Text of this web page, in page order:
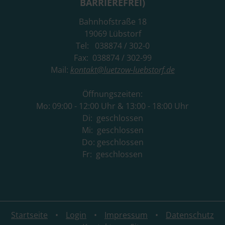
BARRIEREFREI)
Bahnhofstraße 18
19069 Lübstorf
Tel: 038874 / 302-0
Fax: 038874 / 302-99
Mail: kontakt@luetzow-luebstorf.de
Öffnungszeiten:
Mo: 09:00 - 12:00 Uhr & 13:00 - 18:00 Uhr
Di: geschlossen
Mi: geschlossen
Do: geschlossen
Fr: geschlossen
Startseite Login Impressum
Datenschutz